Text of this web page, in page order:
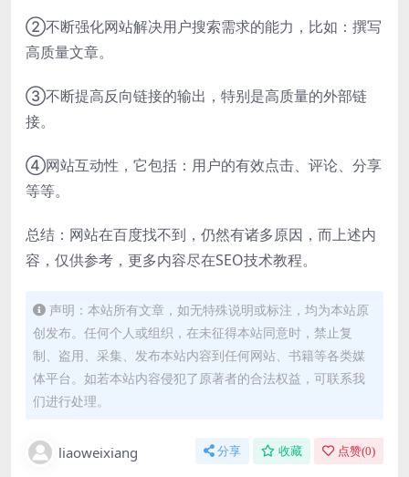
②不断强化网站解决用户搜索需求的能力，比如：撰写
高质量文章。
③不断提高反向链接的输出，特别是高质量的外部链
接。
④网站互动性，它包括：用户的有效点击、评论、分享
等等。
总结：网站在百度找不到，仍然有诸多原因，而上述内
容，仅供参考，更多内容尽在SEO技术教程。
声明：本站所有文章，如无特殊说明或标注，均为本站原
创发布。任何个人或组织，在未征得本站同意时，禁止复
制、盗用、采集、发布本站内容到任何网站、书籍等各类媒
体平台。如若本站内容侵犯了原著者的合法权益，可联系我
们进行处理。
liaoweixiang 分享 收藏 点赞(0)